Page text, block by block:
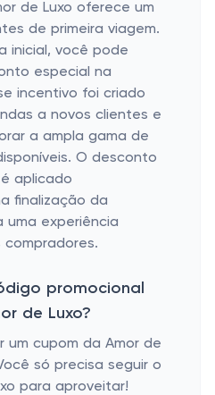
de Luxo oferece um
de primeira viagem.
inicial, você pode
especial na
incentivo foi criado
a novos clientes e
a ampla gama de
O desconto
aplicado
finalização da
uma experiência
promocional
de Luxo?
um cupom da Amor de
só precisa seguir o
para aproveitar!